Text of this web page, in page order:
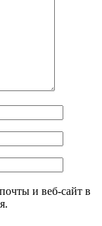
и веб-сайт в